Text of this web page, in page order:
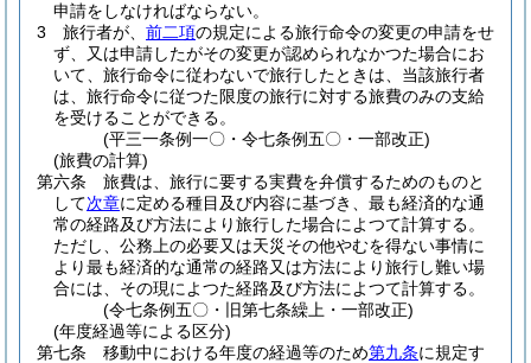
申請をしなければならない。
3
旅行者が、 前二項の規定による旅行命令の変更の申請をせ
ず、又は申請したがその変更が認められなかつた場合にお
いて、旅行命令に従わないで旅行したときは、当該旅行者
は、旅行命令に従つた限度の旅行に対する旅費のみの支給
を受けることができる。
(平三一条例一〇・令七条例五〇・一部改正)
(旅費の計算)
第六条
旅費は、旅行に要する実費を弁償するためのものと
して次章に定める種目及び内容に基づき、最も経済的な通
常の経路及び方法により旅行した場合によつて計算する。
ただし、公務上の必要又は天災その他やむを得ない事情に
より最も経済的な通常の経路又は方法により旅行し難い場
合には、その現によつた経路及び方法によつて計算する。
(令七条例五〇・旧第七条繰上・一部改正)
(年度経過等による区分)
第七条
移動中における年度の経過等のため第九条に規定す